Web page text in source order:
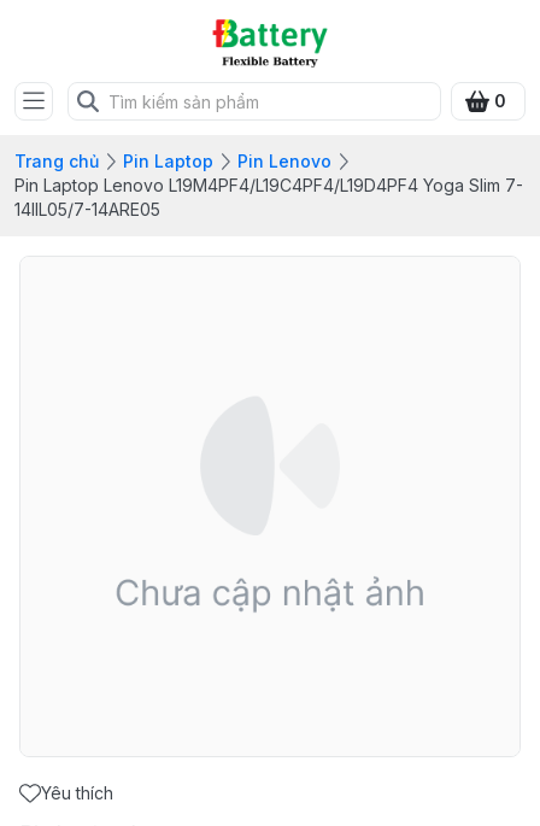
0
Trang chủ Pin Laptop
Pin Lenovo
Pin Laptop Lenovo L19M4PF4/L19C4PF4/L19D4PF4 Yoga Slim 7-
14IIL05/7-14ARE05
Yêu thích